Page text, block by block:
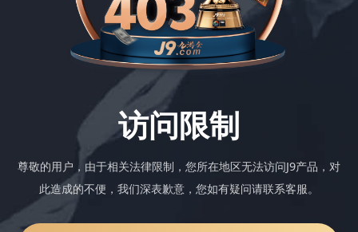
访问限制
尊敬的用户，由于相关法律限制，您所在地区无法访问J9产品，对
此造成的不便，我们深表歉意，您如有疑问请联系客服。